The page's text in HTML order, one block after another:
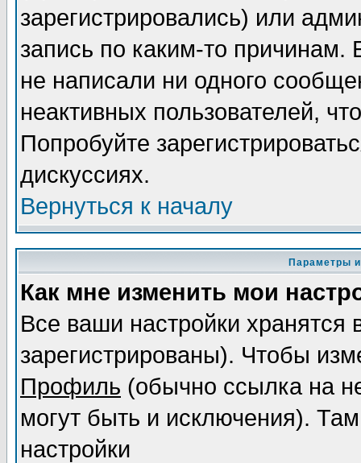
зарегистрировались) или
запись по каким-то
не написали ни одного
неактивных пользователей,
Попробуйте
дискуссиях.
Вернуться к началу
Параметры
Как мне изменить мои
Все ваши настройки
зарегистрированы). Чтобы
Профиль (обычно ссылка на
могут быть и исключения).
настройки